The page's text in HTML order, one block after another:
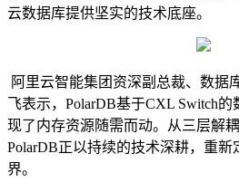
云数据库提供坚实的技术底座。
阿里云智能集团资深副总裁、数据
飞表示，PolarDB基于CXL Switch
现了内存资源随需而动。从三层解
PolarDB正以持续的技术深耕，重
界。